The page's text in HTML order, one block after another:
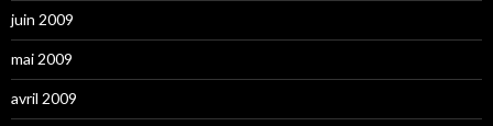
juin 2009
mai 2009
avril 2009